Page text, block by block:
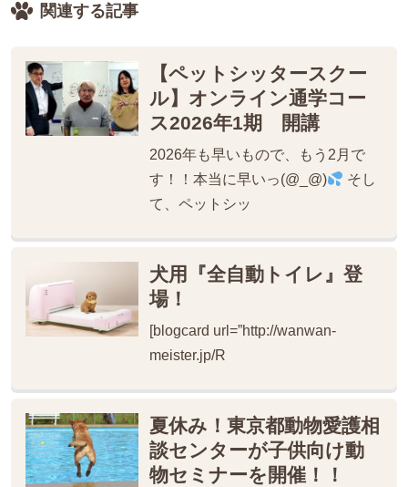
関連する記事
【ペットシッタースクー
ル】オンライン通学コー
ス2026年1期 開講
2026年も早いもので、もう2月で
す！！本当に早いっ(@_@)
そし
て、ペットシッ
犬用『全自動トイレ』登
場！
[blogcard url=”http://wanwan-
meister.jp/R
夏休み！東京都動物愛護相
談センターが子供向け動
物セミナーを開催！！